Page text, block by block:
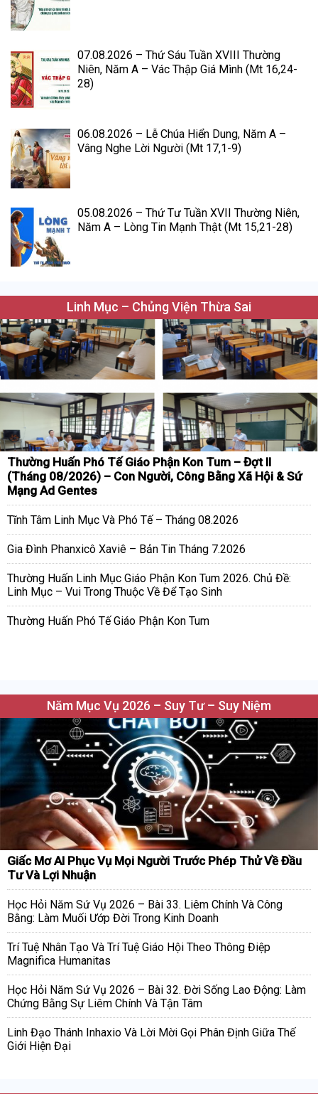
07.08.2026 – Thứ Sáu Tuần XVIII Thường
Niên, Năm A – Vác Thập Giá Mình (Mt 16,24-
28)
06.08.2026 – Lễ Chúa Hiển Dung, Năm A –
Vâng Nghe Lời Người (Mt 17,1-9)
05.08.2026 – Thứ Tư Tuần XVII Thường Niên,
Năm A – Lòng Tin Mạnh Thật (Mt 15,21-28)
Linh Mục – Chủng Viện Thừa Sai
Thường Huấn Phó Tế Giáo Phận Kon Tum – Đợt II
(Tháng 08/2026) – Con Người, Công Bằng Xã Hội & Sứ
Mạng Ad Gentes
Tĩnh Tâm Linh Mục Và Phó Tế – Tháng 08.2026
Gia Đình Phanxicô Xaviê – Bản Tin Tháng 7.2026
Thường Huấn Linh Mục Giáo Phận Kon Tum 2026. Chủ Đề:
Linh Mục – Vui Trong Thuộc Về Để Tạo Sinh
Thường Huấn Phó Tế Giáo Phận Kon Tum
Năm Mục Vụ 2026 – Suy Tư – Suy Niệm
Giấc Mơ AI Phục Vụ Mọi Người Trước Phép Thử Về Đầu
Tư Và Lợi Nhuận
Học Hỏi Năm Sứ Vụ 2026 – Bài 33. Liêm Chính Và Công
Bằng: Làm Muối Ướp Đời Trong Kinh Doanh
Trí Tuệ Nhân Tạo Và Trí Tuệ Giáo Hội Theo Thông Điệp
Magnifica Humanitas
Học Hỏi Năm Sứ Vụ 2026 – Bài 32. Đời Sống Lao Động: Làm
Chứng Bằng Sự Liêm Chính Và Tận Tâm
Linh Đạo Thánh Inhaxio Và Lời Mời Gọi Phân Định Giữa Thế
Giới Hiện Đại